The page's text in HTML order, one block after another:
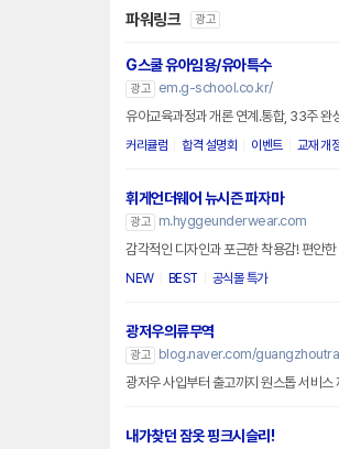
파워링크 광고
G스쿨 유아임용/유아특수
광고
em.g-school.co.kr/
유아교육과정과 개론 연계.통합, 33주 완
커리큘럼 합격 설명회 이벤트 교재 개
휘게언더웨어 뉴시즌 파자마
광고
m.hyggeunderwear.com
감각적인 디자인과 포근한 착용감! 편안
NEW BEST 공식몰 특가
광저우의류무역
광고
blog.naver.com/
광저우 사입부터 출고까지 원스톱 서비스
내가찾던 잠옷 핑크시슬리!